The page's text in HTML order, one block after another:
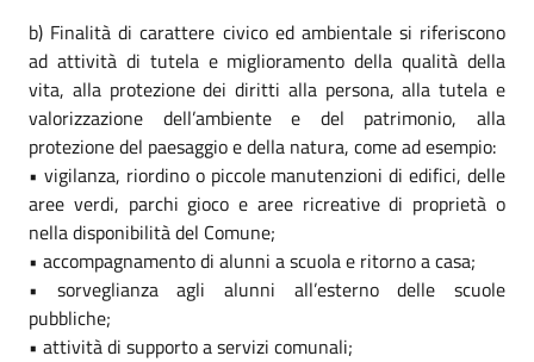
b) Finalità di carattere civico ed ambientale si riferiscono
ad attività di tutela e miglioramento della qualità della
vita, alla protezione dei diritti alla persona, alla tutela e
valorizzazione dell’ambiente e del patrimonio, alla
protezione del paesaggio e della natura, come ad esempio:
• vigilanza, riordino o piccole manutenzioni di edifici, delle
aree verdi, parchi gioco e aree ricreative di proprietà o
nella disponibilità del Comune;
• accompagnamento di alunni a scuola e ritorno a casa;
• sorveglianza agli alunni all’esterno delle scuole
pubbliche;
• attività di supporto a servizi comunali;